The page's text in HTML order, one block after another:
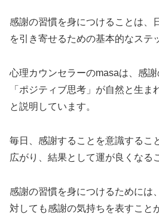
感謝の習慣を身につけることは、
を引き寄せるための基本的なステ
心理カウンセラーのmasaは、感
「ポジティブ思考」が自然と生ま
と説明しています。
毎日、感謝することを意識するこ
広がり、結果として運が良くなる
感謝の習慣を身につけるためには
対しても感謝の気持ちを表すこと